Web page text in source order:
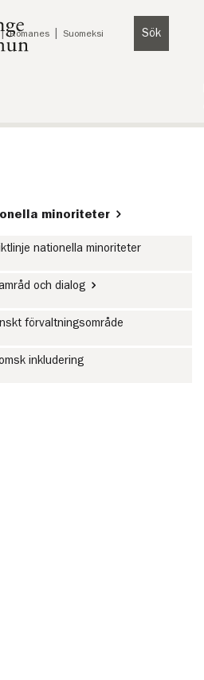
Romanes Suomeksi Sök
minoriteter
nationella minoriteter
och dialog
förvaltningsområde
inkludering